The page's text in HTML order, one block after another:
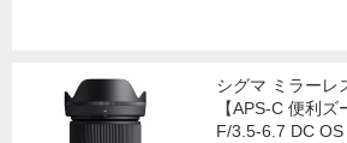
シグマ ミラーレ
【APS-C 便利
F/3.5-6.7 DC